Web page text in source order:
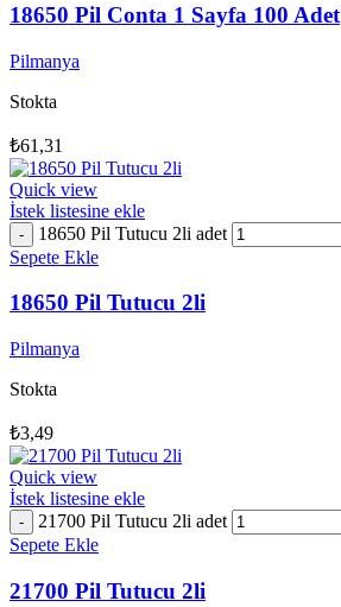
18650 Pil Conta 1 Sayfa 100 Adet
Pilmanya
Stokta
₺61,31
Quick view
İstek listesine ekle
18650 Pil Tutucu 2li adet
Sepete Ekle
18650 Pil Tutucu 2li
Pilmanya
Stokta
₺3,49
Quick view
İstek listesine ekle
21700 Pil Tutucu 2li adet
Sepete Ekle
21700 Pil Tutucu 2li